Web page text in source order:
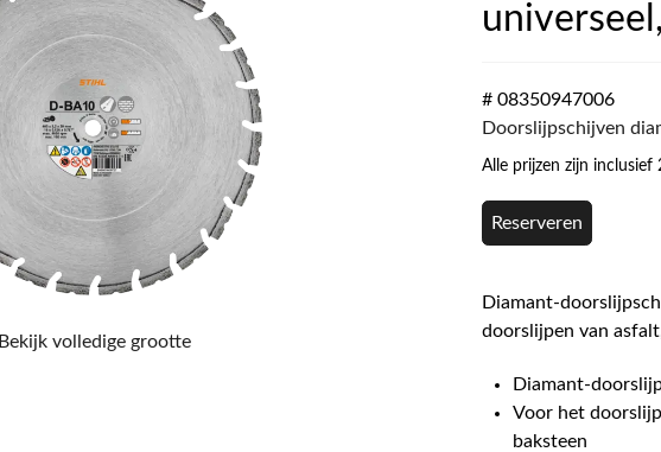
Bekijk volledige grootte
# 08350947006
Doorslijpschijven
Alle prijzen zijn inclusief
Reserveren
Diamant-
doorslijpen van
Diamant-
Voor het
baksteen